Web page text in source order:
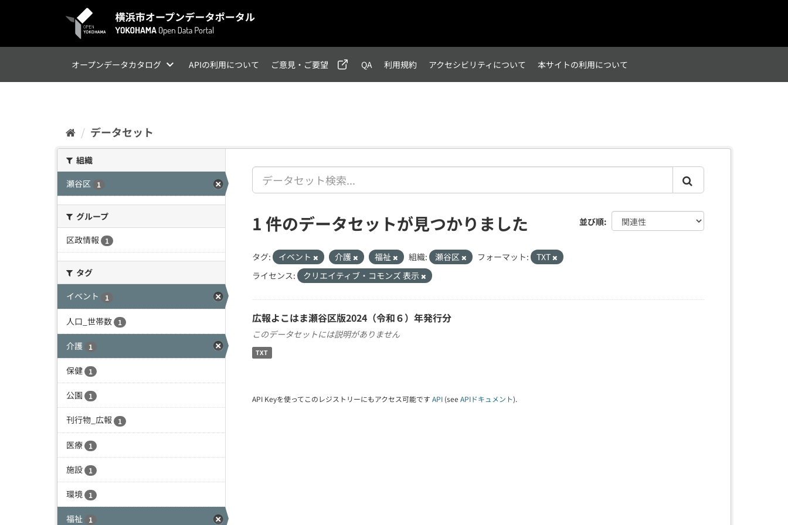
オープンデータカタログ APIの利用について ご意見・ご要望 QA 利用規約 アクセシビリティについて 本サイトの利用について
データセット
組織
瀬谷区
1
グループ
区政情報
1
タグ
イベント
1
人口_世帯数 1
介護 1
保健 1
公園 1
刊行物_広報 1
医療 1
施設 1
環境 1
福祉 1
並び順
1 件のデータセットが見つかりました
タグ: イベント 介護 福祉 組織: 瀬谷区 フォーマット:
TXT
ライセンス:
クリエイティブ・コモンズ 表示
広報よこはま瀬谷区版2024（令和６）年発行分
このデータセットには説明がありません
TXT
API Keyを使ってこのレジストリーにもアクセス可能です API (see APIドキュメント).